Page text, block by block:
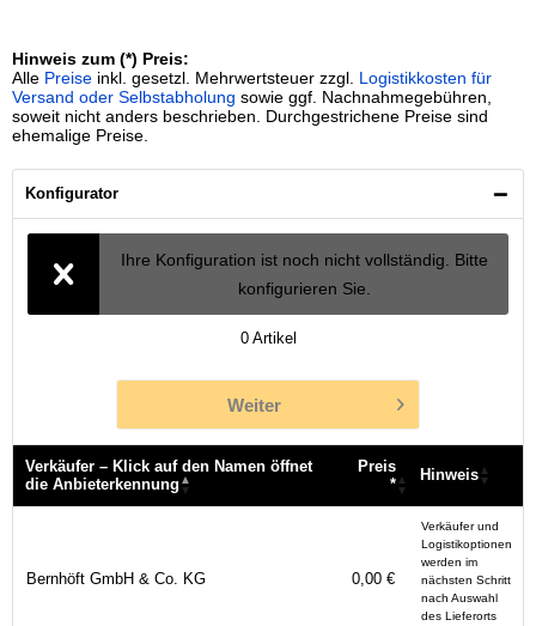
Hinweis zum (*) Preis:
Alle Preise inkl. gesetzl. Mehrwertsteuer zzgl. Logistikkosten für
Versand oder Selbstabholung sowie ggf. Nachnahmegebühren,
soweit nicht anders beschrieben. Durchgestrichene Preise sind
ehemalige Preise.
Konfigurator
Ihre Konfiguration ist noch nicht vollständig. Bitte
konfigurieren Sie.
0 Artikel
Weiter
Verkäufer – Klick auf den Namen öffnet
die Anbieterkennung
Preis
*
Hinweis
Bernhöft GmbH & Co. KG 0,00 €
Verkäufer und
Logistikoptionen
werden im
nächsten Schritt
nach Auswahl
des Lieferorts